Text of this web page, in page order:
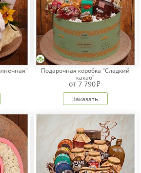
Подарочная коробка "Сладкий
какао"
от7 790
Заказать